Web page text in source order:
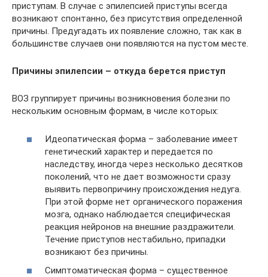
приступам. В случае с эпилепсией приступы всегда
возникают спонтанно, без присутствия определенной
причины. Предугадать их появление сложно, так как в
большинстве случаев они появляются на пустом месте.
Причины эпилепсии – откуда берется приступ
ВОЗ группирует причины возникновения болезни по
нескольким основным формам, в числе которых:
Идеопатическая форма – заболевание имеет
генетический характер и передается по
наследству, иногда через несколько десятков
поколений, что не дает возможности сразу
выявить первопричину происхождения недуга.
При этой форме нет органического поражения
мозга, однако наблюдается специфическая
реакция нейронов на внешние раздражители.
Течение приступов нестабильно, припадки
возникают без причины.
Симптоматическая форма – существенное